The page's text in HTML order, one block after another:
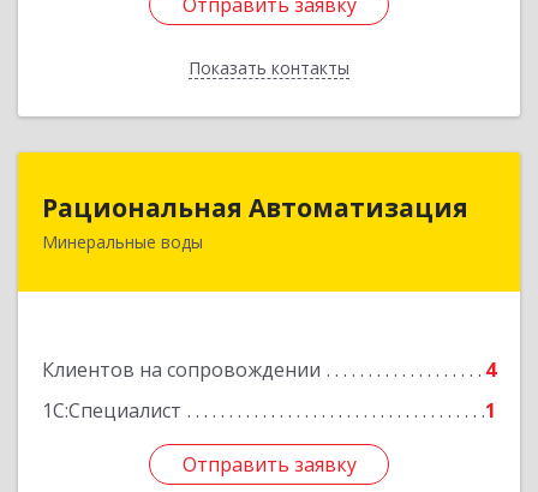
Показать контакты
Назад
Рациональная Автоматизация
Минеральные воды
Клиентов на сопровождении
4
1С:Специалист
1
Отправить заявку
357209, Ставропольский край, м.о.
Подробнее
Отправить заявку